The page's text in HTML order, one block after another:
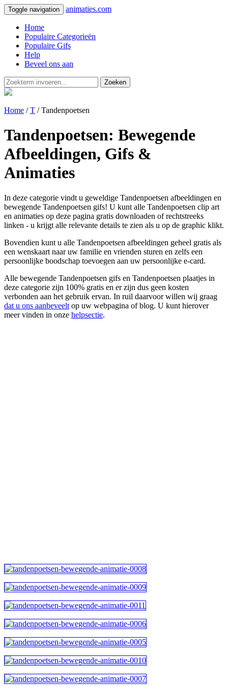
Toggle navigation animaties.com
Home
Populaire Categorieën
Populaire Gifs
Help
Beveel ons aan
Zoeken
Home /T / Tandenpoetsen
Tandenpoetsen: Bewegende
Afbeeldingen, Gifs &
Animaties
In deze categorie vindt u geweldige Tandenpoetsen afbeeldingen en
bewegende Tandenpoetsen gifs! U kunt alle Tandenpoetsen clip art
en animaties op deze pagina gratis downloaden of rechtstreeks
linken - u krijgt alle relevante details te zien als u op de graphic klikt.
Bovendien kunt u alle Tandenpoetsen afbeeldingen geheel gratis als
een wenskaart naar uw familie en vrienden sturen en zelfs een
persoonlijke boodschap toevoegen aan uw persoonlijke e-card.
Alle bewegende Tandenpoetsen gifs en Tandenpoetsen plaatjes in
deze categorie zijn 100% gratis en er zijn dus geen kosten
verbonden aan het gebruik ervan. In ruil daarvoor willen wij graag
dat u ons aanbeveelt op uw webpagina of blog. U kunt hierover
meer vinden in onze helpsectie.